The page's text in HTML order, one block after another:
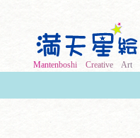
Mantenboshi Creative Art